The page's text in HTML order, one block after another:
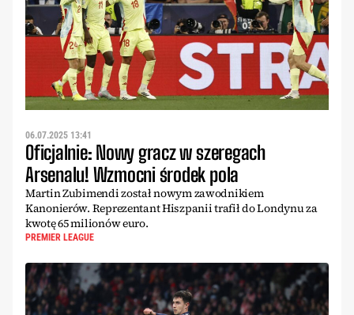
06.07.2025 13:41
Oficjalnie: Nowy gracz w szeregach
Arsenalu! Wzmocni środek pola
Martin Zubimendi został nowym zawodnikiem
Kanonierów. Reprezentant Hiszpanii trafił do Londynu za
kwotę 65 milionów euro.
PREMIER LEAGUE